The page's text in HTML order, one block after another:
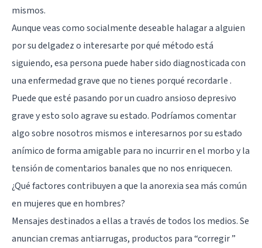
mismos.
Aunque veas como socialmente deseable halagar a alguien
por su delgadez o interesarte por qué método está
siguiendo, esa persona puede haber sido diagnosticada con
una enfermedad grave que no tienes porqué recordarle .
Puede que esté pasando por un cuadro ansioso depresivo
grave y esto solo agrave su estado. Podríamos comentar
algo sobre nosotros mismos e interesarnos por su estado
anímico de forma amigable para no incurrir en el morbo y la
tensión de comentarios banales que no nos enriquecen.
¿Qué factores contribuyen a que la anorexia sea más común
en mujeres que en hombres?
Mensajes destinados a ellas a través de todos los medios. Se
anuncian cremas antiarrugas, productos para “corregir ”